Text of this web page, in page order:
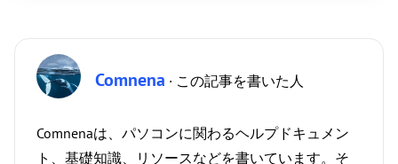
Comnena · この記事を書いた人
Comnenaは、パソコンに関わるヘルプドキュメン
ト、基礎知識、リソースなどを書いています。そ